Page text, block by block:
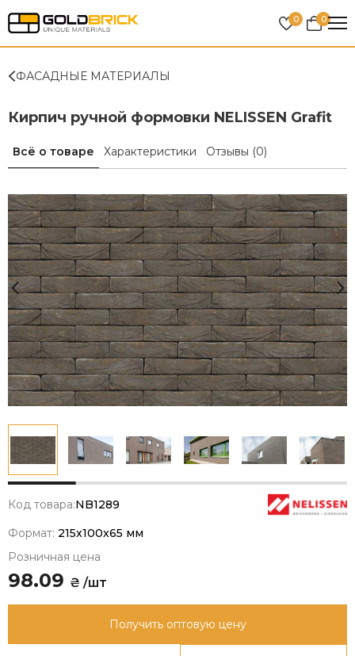
0 0
ФАСАДНЫЕ МАТЕРИАЛЫ
Кирпич ручной формовки NELISSEN Grafit
Всё о товаре Характеристики Отзывы (0)
Код товара:NB1289
Формат: 215x100x65 мм
Розничная цена
98.09 ₴ /шт
Получить оптовую цену